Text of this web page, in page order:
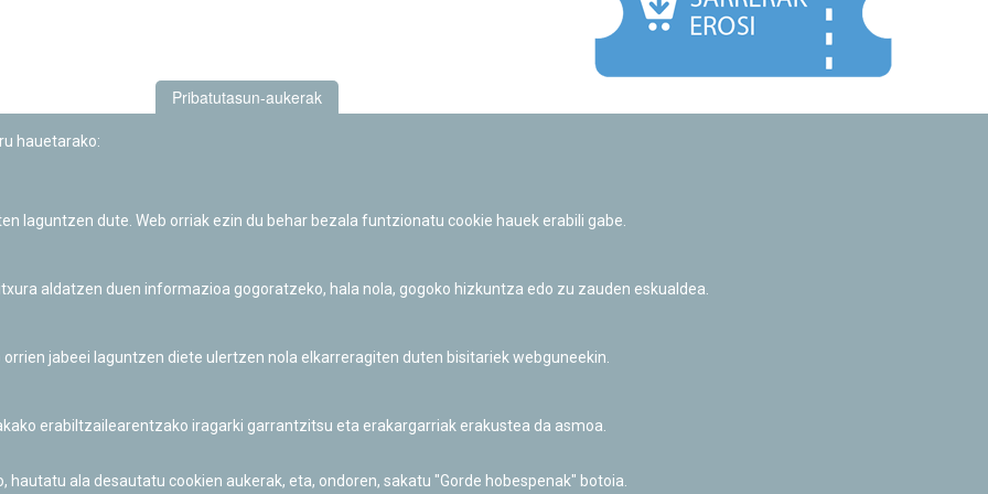
Informazio publikoa eskatzeko baimena
Pribatutasun-aukerak
hauetarako:
laguntzen dute. Web orriak ezin du behar bezala funtzionatu cookie hauek erabili gabe.
aldatzen duen informazioa gogoratzeko, hala nola, gogoko hizkuntza edo zu zauden eskualdea.
jabeei laguntzen diete ulertzen nola elkarreragiten duten bisitariek webguneekin.
erabiltzailearentzako iragarki garrantzitsu eta erakargarriak erakustea da asmoa.
ala desautatu cookien aukerak, eta, ondoren, sakatu "Gorde hobespenak" botoia.